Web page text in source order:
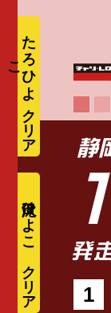
発
1
滝沢ひよこ
た
ろ
ひ
よ
こ